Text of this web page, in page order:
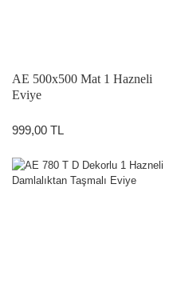
AE 500x500 Mat 1 Hazneli
Eviye
999,00 TL